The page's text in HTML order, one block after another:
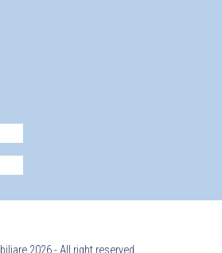
2026 - All right reserved